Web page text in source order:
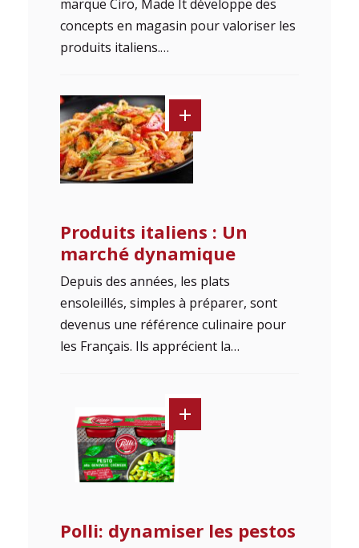
marque Ciro, Made It développe des
concepts en magasin pour valoriser les
produits italiens.…
Produits italiens : Un
marché dynamique
Depuis des années, les plats
ensoleillés, simples à préparer, sont
devenus une référence culinaire pour
les Français. Ils apprécient la…
Polli: dynamiser les pestos